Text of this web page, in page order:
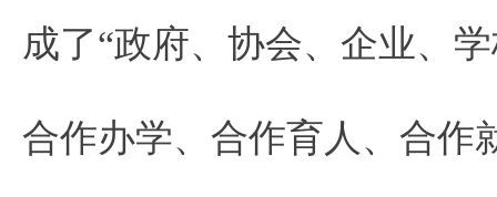
成了“政府、协会、企业、
合作办学、合作育人、合作